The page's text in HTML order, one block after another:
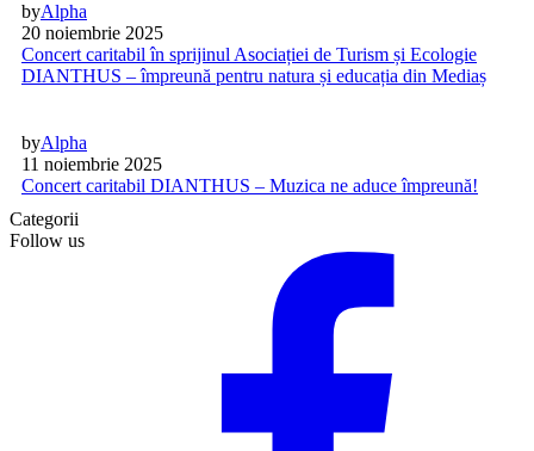
byAlpha
20 noiembrie 2025
Concert caritabil în sprijinul Asociației de Turism și Ecologie
DIANTHUS – împreună pentru natura și educația din Mediaș
byAlpha
11 noiembrie 2025
Concert caritabil DIANTHUS – Muzica ne aduce împreună!
Categorii
Follow us